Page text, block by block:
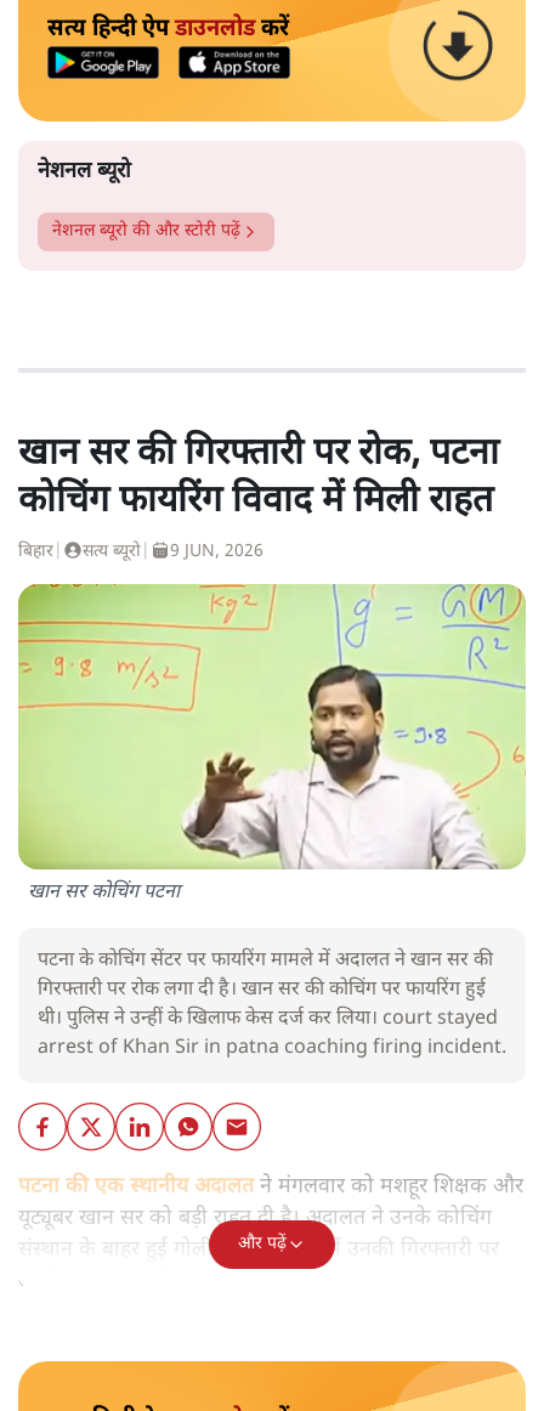
सत्य हिन्दी ऐपडाउनलोडकरें
नेशनल ब्यूरो
नेशनल ब्यूरो की और स्टोरी पढ़ें
खान सर की गिरफ्तारी पर रोक, पटना
कोचिंग फायरिंग विवाद में मिली राहत
बिहार सत्य ब्यूरो 9 JUN, 2026
खान सर कोचिंग पटना
पटना के कोचिंग सेंटर पर फायरिंग मामले में अदालत ने खान सर की
गिरफ्तारी पर रोक लगा दी है। खान सर की कोचिंग पर फायरिंग हुई
थी। पुलिस ने उन्हीं के खिलाफ केस दर्ज कर लिया। court stayed
arrest of Khan Sir in patna coaching firing incident.
पटना की एक स्थानीय अदालतने मंगलवार को मशहूर शिक्षक और
यूट्यूबर खान सर को बड़ी राहत दी है। अदालत ने उनके कोचिंग
संस्थान के बाहर हुई गोलीबारी के मामले में उनकी गिरफ्तारी पर
अंतरिम रोक लगा दी है।
और पढ़ें